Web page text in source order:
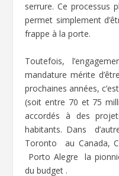
serrure. Ce processus
permet simplement
frappe à la porte.
Toutefois,
mandature mérite
prochaines années,
(soit entre 70 et 75
accordés à des
habitants. Dans
Toronto au Canada,
Porto Alegre la
du budget .